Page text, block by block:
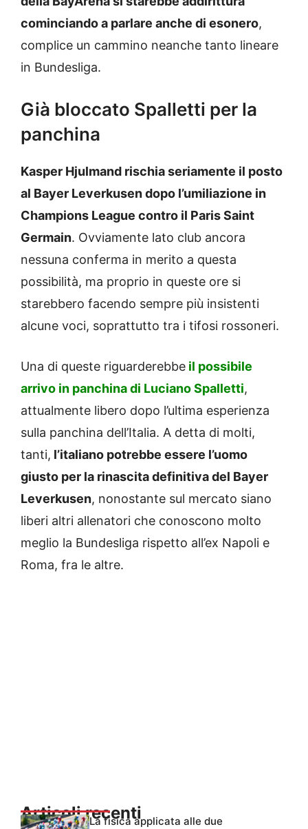
cominciando a parlare anche di esonero,
complice un cammino neanche tanto lineare
in Bundesliga.
Già bloccato Spalletti per la
panchina
Kasper Hjulmand rischia seriamente il posto
al Bayer Leverkusen dopo l’umiliazione in
Champions League contro il Paris Saint
Germain. Ovviamente lato club ancora
nessuna conferma in merito a questa
possibilità, ma proprio in queste ore si
starebbero facendo sempre più insistenti
alcune voci, soprattutto tra i tifosi rossoneri.
Una di queste riguarderebbe il possibile
arrivo in panchina di Luciano Spalletti,
attualmente libero dopo l’ultima esperienza
sulla panchina dell’Italia. A detta di molti,
tanti, l’italiano potrebbe essere l’uomo
giusto per la rinascita definitiva del Bayer
Leverkusen, nonostante sul mercato siano
liberi altri allenatori che conoscono molto
meglio la Bundesliga rispetto all’ex Napoli e
Roma, fra le altre.
Articoli recentiLa fisica applicata alle due